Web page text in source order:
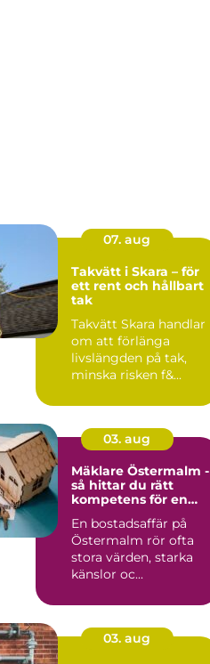
07. aug
Takvätt i Skara – för
ett rent och hållbart
tak
Takvätt Skara handlar
om att förlänga
livslängden på tak,
minska risken f&...
03. aug
Mäklare Östermalm -
så hittar du rätt
kompetens för en
En bostadsaffär på
Östermalm rör ofta
stora värden, starka
känslor oc...
03. aug